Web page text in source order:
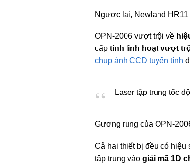
Ngược lại, Newland
OPN-2006 vượt trội về
cấptính linh hoạt vượt
chụp ảnh CCD tuyến tính
Laser tập trung tốc
Gương rung của OPN-
Cả hai thiết bị đều có hiệu
tập trung vàogiải mã 1D